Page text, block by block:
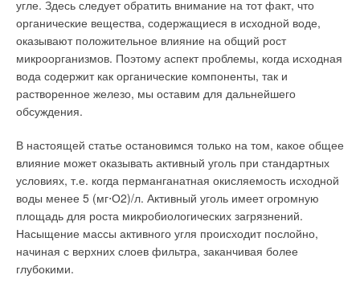
угле. Здесь следует обратить внимание на тот факт, что
органические вещества, содержащиеся в исходной воде,
оказывают положительное влияние на общий рост
микроорганизмов. Поэтому аспект проблемы, когда исходная
вода содержит как органические компоненты, так и
растворенное железо, мы оставим для дальнейшего
обсуждения.
В настоящей статье остановимся только на том, какое общее
влияние может оказывать активный уголь при стандартных
условиях, т.е. когда перманганатная окисляемость исходной
воды менее 5 (мг⋅О2)/л. Активный уголь имеет огромную
площадь для роста микробиологических загрязнений.
Насыщение массы активного угля происходит послойно,
начиная с верхних слоев фильтра, заканчивая более
глубокими.